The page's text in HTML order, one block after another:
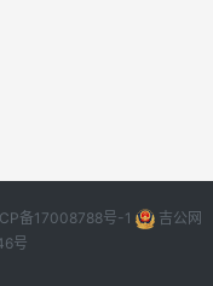
备17008788号-1
吉公网
号